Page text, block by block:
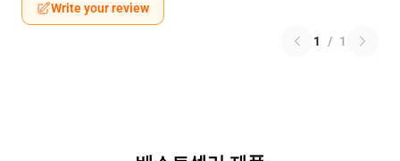
Write your review
1 / 1